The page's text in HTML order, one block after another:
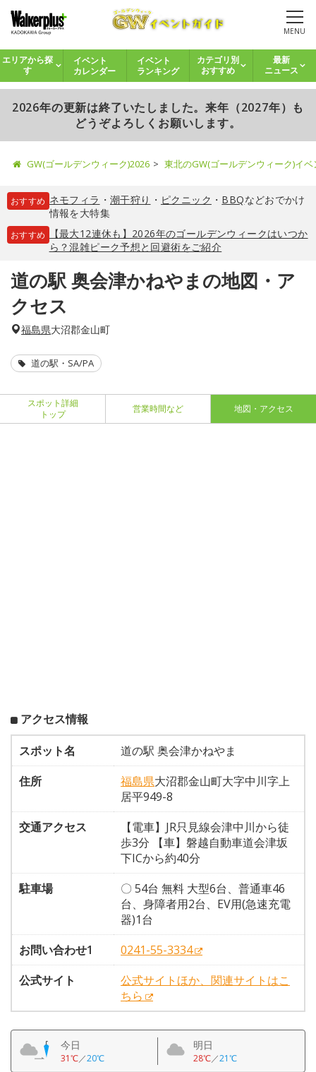
MENU
エリアから探
す
イベント
カレンダー
イベント
ランキング
カテゴリ別
おすすめ
最新
ニュース
2026年の更新は終了いたしました。来年（2027年）も
どうぞよろしくお願いします。
GW(ゴールデンウィーク)2026 東北のGW(ゴールデンウィーク)イ
おすすめ ネモフィラ ・ 潮干狩り ・ ピクニック ・ BBQなどおでかけ
情報を大特集
おすすめ
【最大12連休も】2026年のゴールデンウィークはいつか
ら？混雑ピーク予想と回避術をご紹介
道の駅 奥会津かねやまの地図・ア
クセス
福島県大沼郡金山町
道の駅・SA/PA
スポット詳細
トップ
営業時間など 地図・アクセス
アクセス情報
スポット名
道の駅 奥会津かねやま
住所
福島県大沼郡金山町大字中川字上
居平949-8
交通アクセス
【電車】JR只見線会津中川から徒
歩3分 【車】磐越自動車道会津坂
下ICから約40分
駐車場
〇 54台 無料 大型6台、普通車46
台、身障者用2台、EV用(急速充電
器)1台
お問い合わせ1
0241-55-3334
公式サイト
公式サイトほか、関連サイトはこ
ちら
今日
31℃／20℃
明日
28℃／21℃